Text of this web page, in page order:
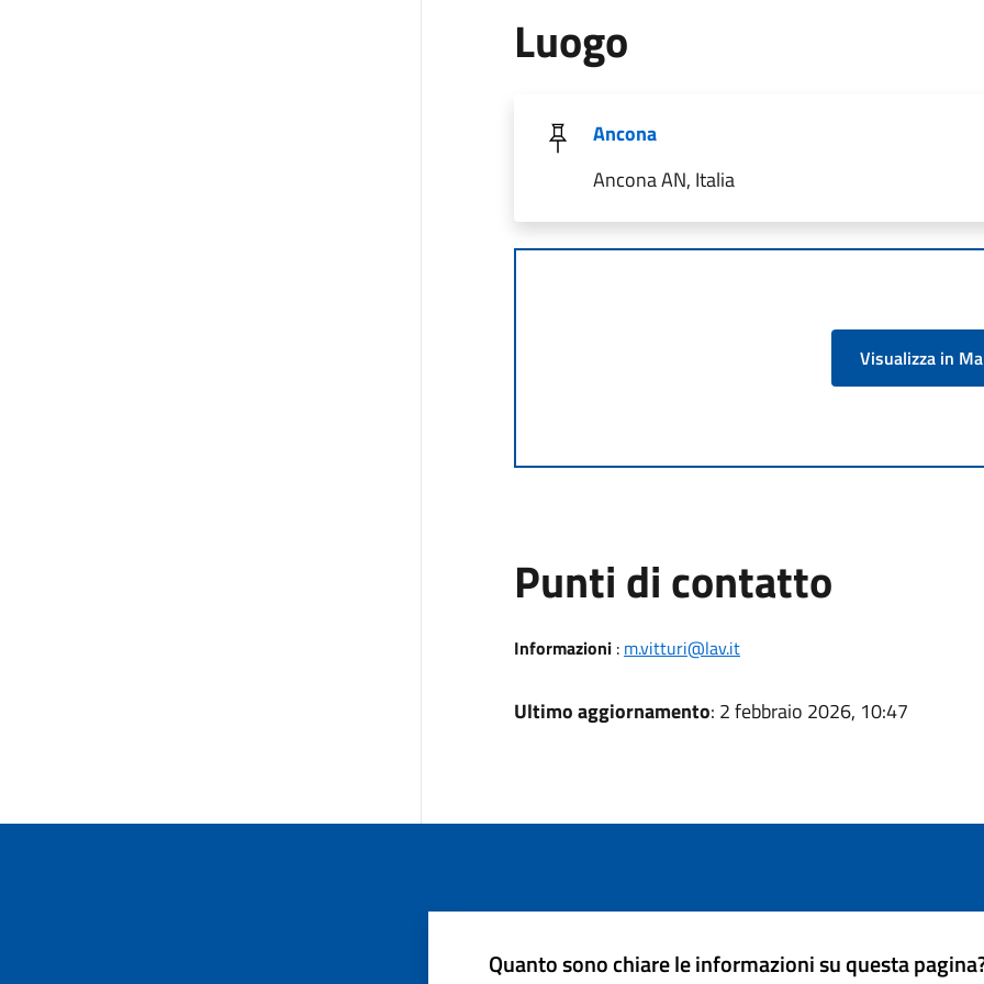
Luogo
Ancona
Ancona AN, Italia
Visualizza in
Punti di contatto
Informazioni: m.vitturi@lav.it
Ultimo aggiornamento: 2 febbraio 2026, 10:47
Quanto sono chiare le informazioni su questa